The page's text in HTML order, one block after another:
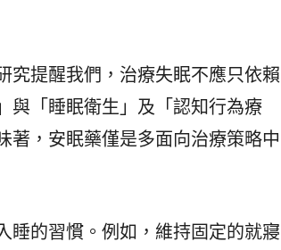
究提醒我們，治療失眠不應只依賴
與「睡眠衛生」及「認知行為療
著，安眠藥僅是多面向治療策略中
睡的習慣。例如，維持固定的就寢